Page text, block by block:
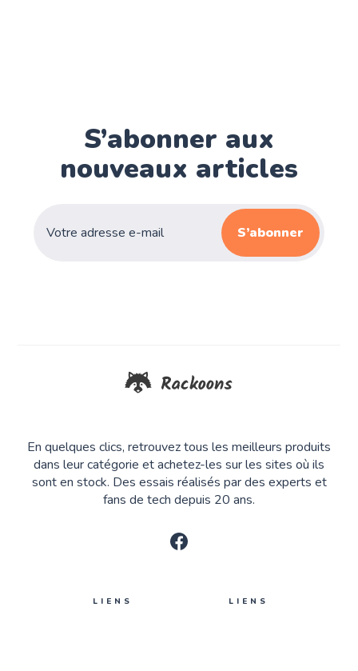
S’abonner aux
nouveaux articles
S’abonner
En quelques clics, retrouvez tous les meilleurs produits
dans leur catégorie et achetez-les sur les sites où ils
sont en stock. Des essais réalisés par des experts et
fans de tech depuis 20 ans.
LIENS LIENS